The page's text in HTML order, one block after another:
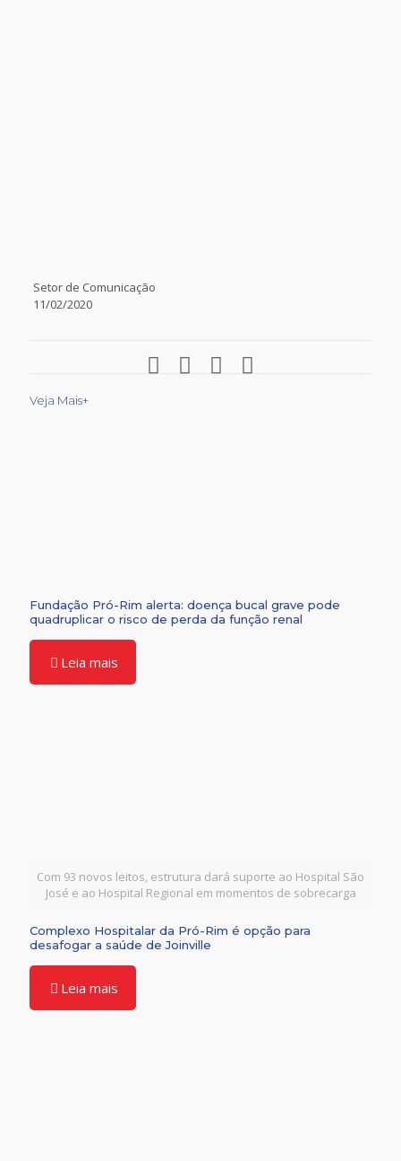
Setor de Comunicação
11/02/2020
Veja Mais+
Fundação Pró-Rim alerta: doença bucal grave pode
quadruplicar o risco de perda da função renal
Leia mais
Com 93 novos leitos, estrutura dará suporte ao Hospital São
José e ao Hospital Regional em momentos de sobrecarga
Complexo Hospitalar da Pró-Rim é opção para
desafogar a saúde de Joinville
Leia mais